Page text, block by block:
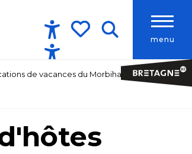
menu
Accessibilité
de vacances du Morbihan